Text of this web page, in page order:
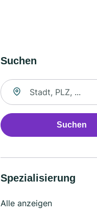
Suchen
Suche nach Ort
Suchen
Spezialisierung
Alle anzeigen